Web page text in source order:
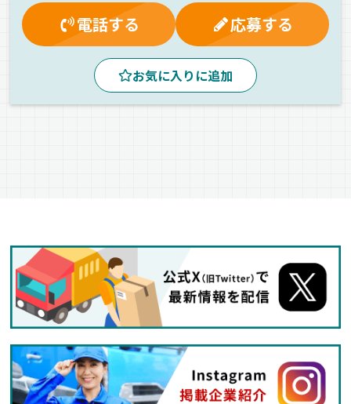
資格取得制度
厚生年金 無事故手当
退職金制度
家族手当
制服・作業着貸与
大型連休
夕方 昼 朝
ETC搭載
ドライブレコーダー
バックアイモニター装備
エアサス
自動車部品 箱車 正社員
電話する 応募する
お気に入りに追加